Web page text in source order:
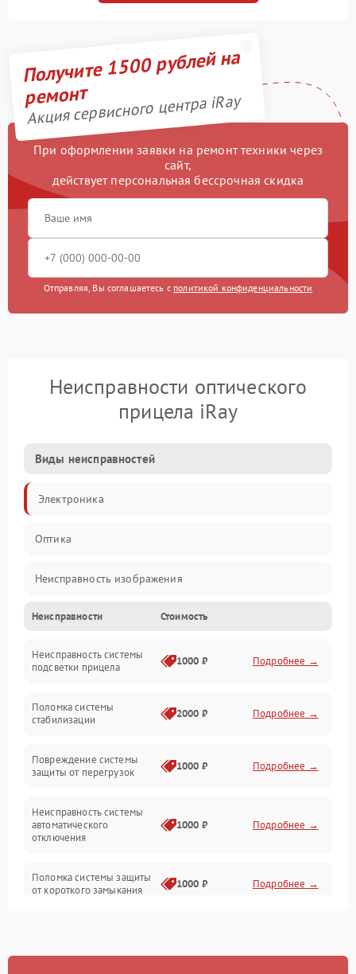
Получите 1500 рублей на
ремонт
Акция сервисного центра iRay
При оформлении заявки на ремонт техники через
сайт,
действует персональная бессрочная скидка
Отправляя, Вы соглашаетесь с политикой конфиденциальности
Неисправности оптического
прицела iRay
Виды неисправностей
Электроника
Оптика
Неисправность изображения
Механические повреждения
Неисправность фокусировки и оптики
Электропитание
Механика
Корпус/Герметичность
Неисправности Стоимость
Неисправность системы
подсветки прицела
1000 ₽ Подробнее →
Поломка системы
стабилизации
2000 ₽ Подробнее →
Повреждение системы
защиты от перегрузок
1000 ₽ Подробнее →
Неисправность системы
автоматического
отключения
1000 ₽ Подробнее →
Поломка системы защиты
от короткого замыкания
1000 ₽ Подробнее →